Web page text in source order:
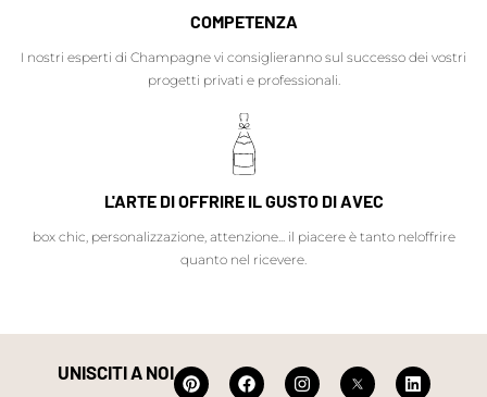
COMPETENZA
I nostri esperti di Champagne vi consiglieranno sul successo dei vostri
progetti privati e professionali.
L'ARTE DI OFFRIRE IL GUSTO DI AVEC
box chic, personalizzazione, attenzione... il piacere è tanto neloffrire
quanto nel ricevere.
UNISCITI A NOI